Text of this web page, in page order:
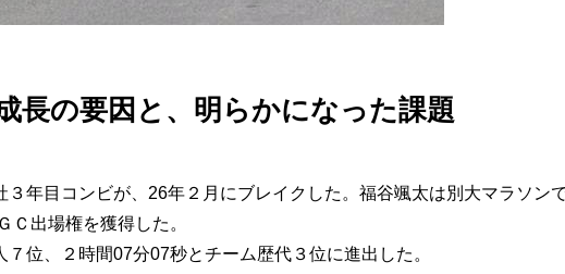
長の要因と、明らかになった課題
年目コンビが、26年２月にブレイクした。福谷颯太は別大マラソン
Ｃ出場権を獲得した。
位、２時間07分07秒とチーム歴代３位に進出した。